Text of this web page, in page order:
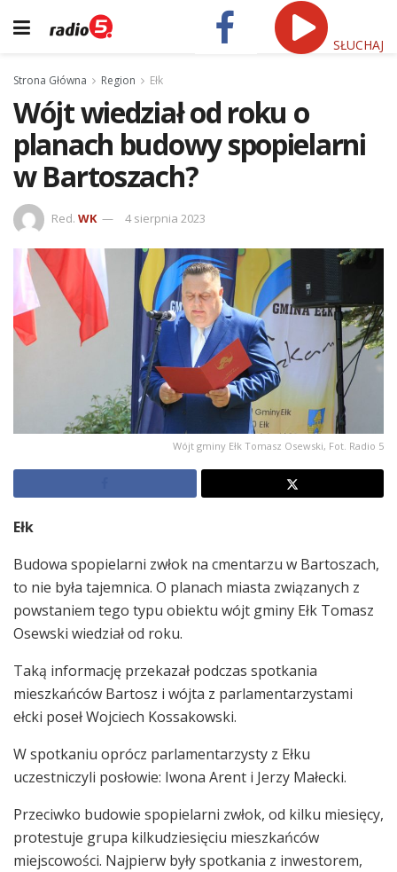
SŁUCHAJ
Strona Główna Region Ełk
Wójt wiedział od roku o
planach budowy spopielarni
w Bartoszach?
Red. WK 4 sierpnia 2023
Wójt gminy Ełk Tomasz Osewski, Fot. Radio 5
Ełk
Budowa spopielarni zwłok na cmentarzu w Bartoszach,
to nie była tajemnica. O planach miasta związanych z
powstaniem tego typu obiektu wójt gminy Ełk Tomasz
Osewski wiedział od roku.
Taką informację przekazał podczas spotkania
mieszkańców Bartosz i wójta z parlamentarzystami
ełcki poseł Wojciech Kossakowski.
W spotkaniu oprócz parlamentarzysty z Ełku
uczestniczyli posłowie: Iwona Arent i Jerzy Małecki.
Przeciwko budowie spopielarni zwłok, od kilku miesięcy,
protestuje grupa kilkudziesięciu mieszkańców
miejscowości. Najpierw były spotkania z inwestorem,